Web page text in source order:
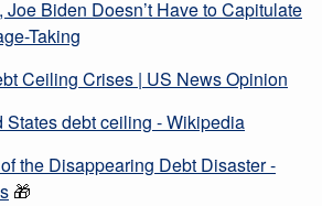
Biden Doesn’t Have to Capitulate
Taking
Ceiling Crises | US News Opinion
States debt ceiling - Wikipedia
the Disappearing Debt Disaster -
🎁